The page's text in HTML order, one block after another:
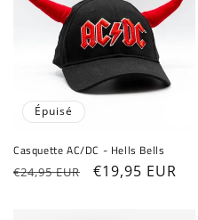
Épuisé
Casquette AC/DC - Hells Bells
Prix
€24,95 EUR
Prix
€19,95 EUR